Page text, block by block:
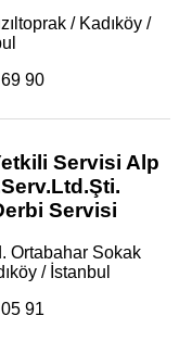
/ Kadıköy /
90
Servisi Alp
Servisi
Ortabahar Sokak
/ İstanbul
91